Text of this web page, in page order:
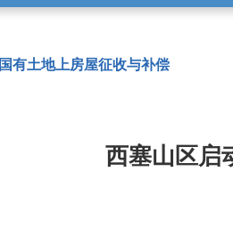
国有土地上房屋征收与补偿
西塞山区启